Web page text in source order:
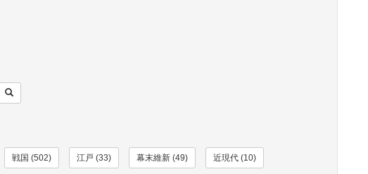
戦国 (502) 江戸 (33) 幕末維新 (49) 近現代 (10)